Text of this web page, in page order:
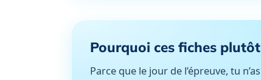
Pourquoi ces fiches
Parce que le jour de l’épreuve, tu